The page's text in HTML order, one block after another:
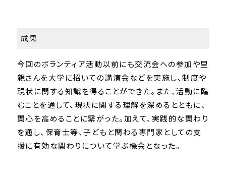
成果
今回のボランティア活動以前にも交流会への参加や里
親さんを大学に招いての講演会などを実施し、制度や
現状に関する知識を得ることができた。また、活動に臨
むことを通して、現状に関する理解を深めるとともに、
関心を高めることに繋がった。加えて、実践的な関わり
を通し、保育士等、子どもと関わる専門家としての支
援に有効な関わりについて学ぶ機会となった。